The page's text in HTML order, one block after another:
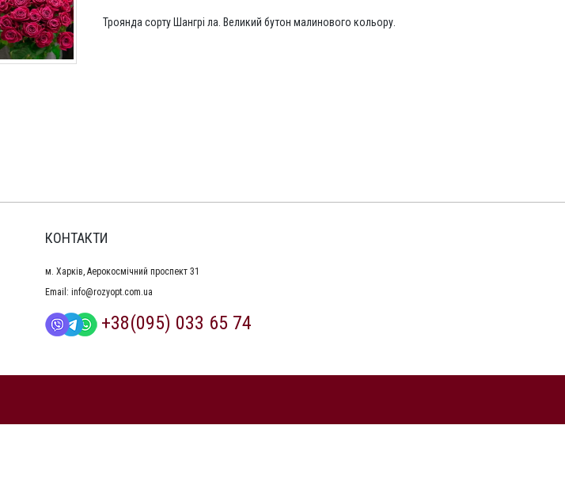
Троянда сорту Шангрі ла. Великий бутон малинового кольору.
КОНТАКТИ
м. Харків, Аерокосмічний проспект 31
Email: info@rozyopt.com.ua
+38(095) 033 65 74